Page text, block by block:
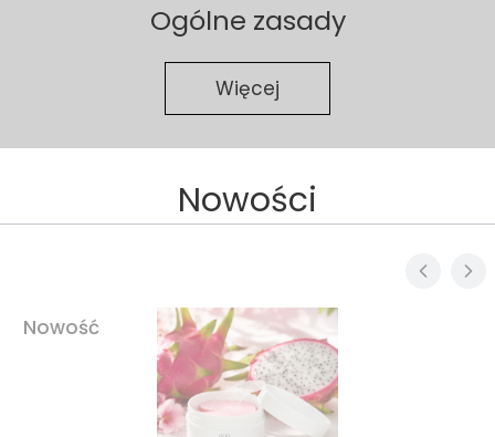
Ogólne zasady
Więcej
Nowości
Nowość